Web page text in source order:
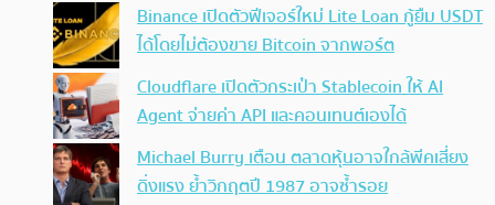
Binance เปิดตัวฟีเจอร์ใหม่ Lite Loan กู้ยืม USDT
ได้โดยไม่ต้องขาย Bitcoin จากพอร์ต
Cloudflare เปิดตัวกระเป๋า Stablecoin ให้ AI
Agent จ่ายค่า API และคอนเทนต์เองได้
Michael Burry เตือน ตลาดหุ้นอาจใกล้พีคเสี่ยง
ดิ่งแรง ย้ำวิกฤตปี 1987 อาจซ้ำรอย